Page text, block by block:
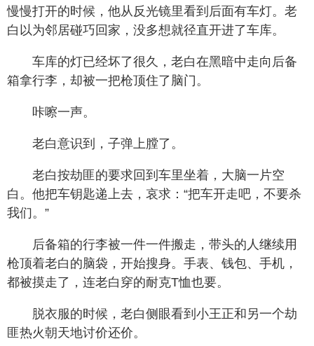
慢慢打开的时候，他从反光镜里看到后面有车灯。老
白以为邻居碰巧回家，没多想就径直开进了车库。
车库的灯已经坏了很久，老白在黑暗中走向后备
箱拿行李，却被一把枪顶住了脑门。
咔嚓一声。
老白意识到，子弹上膛了。
老白按劫匪的要求回到车里坐着，大脑一片空
白。他把车钥匙递上去，哀求：“把车开走吧，不要杀
我们。”
后备箱的行李被一件一件搬走，带头的人继续用
枪顶着老白的脑袋，开始搜身。手表、钱包、手机，
都被摸走了，连老白穿的耐克T恤也要。
脱衣服的时候，老白侧眼看到小王正和另一个劫
匪热火朝天地讨价还价。